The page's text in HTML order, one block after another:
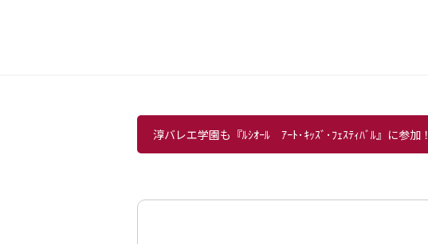
淳バレエ学園も『ﾙｼｵｰﾙ ｱｰﾄ･ｷｯｽﾞ･ﾌｪｽﾃｨﾊﾞﾙ』に参加！